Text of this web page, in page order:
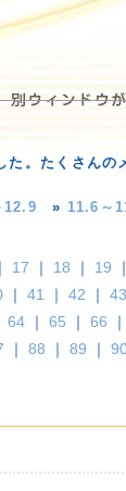
。たくさんの
12.9 » 11.6～
17 ｜ 18 ｜ 19 ｜
｜ 41 ｜ 42 ｜ 43
64 ｜ 65 ｜ 66 ｜
｜ 88 ｜ 89 ｜